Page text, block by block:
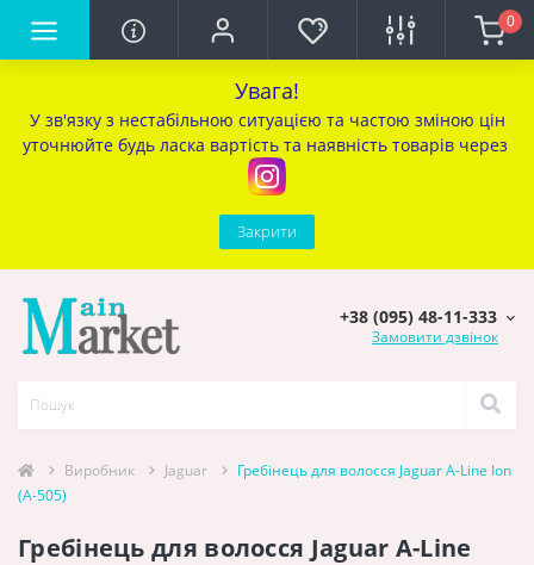
Увага!
У зв'язку з нестабільною ситуацією та частою зміною цін
уточнюйте будь ласка вартість та наявність товарів через
Закрити
0
+38 (095) 48-11-333
Замовити дзвінок
Виробник Jaguar
Гребінець для волосся Jaguar A-Line Ion
(A-505)
Гребінець для волосся Jaguar A-Line